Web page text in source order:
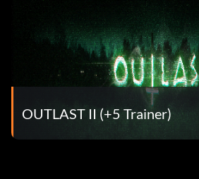
OUTLAST II (+5 Trainer)